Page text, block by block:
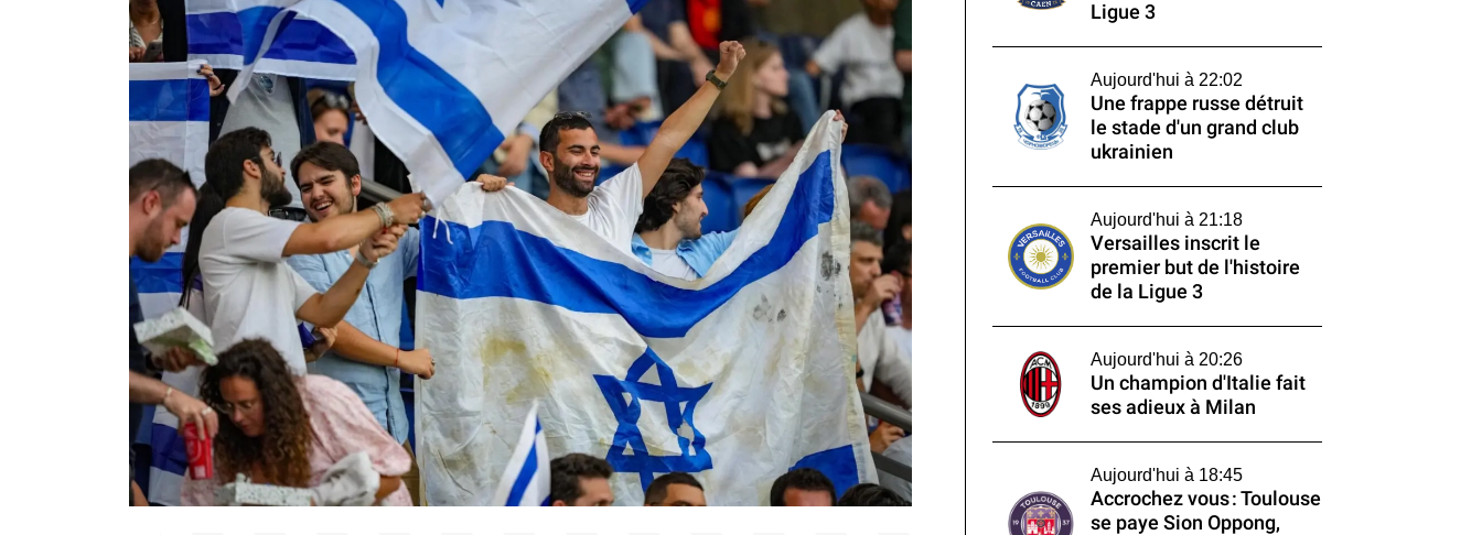
Ligue 3
Aujourd'hui à 22:02
Une frappe russe détruit
le stade d'un grand club
ukrainien
Aujourd'hui à 21:18
Versailles inscrit le
premier but de l'histoire
de la Ligue 3
Aujourd'hui à 20:26
Un champion d'Italie fait
ses adieux à Milan
Aujourd'hui à 18:45
Accrochez vous : Toulouse
se paye Sion Oppong,